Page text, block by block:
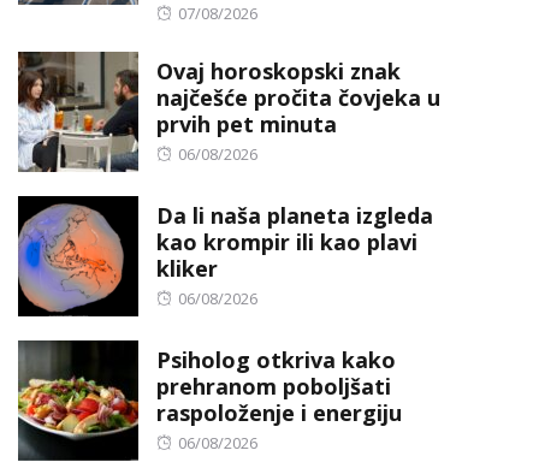
Posted
07/08/2026
Ovaj horoskopski znak
najčešće pročita čovjeka u
prvih pet minuta
Posted
06/08/2026
Da li naša planeta izgleda
kao krompir ili kao plavi
kliker
Posted
06/08/2026
Psiholog otkriva kako
prehranom poboljšati
raspoloženje i energiju
Posted
06/08/2026